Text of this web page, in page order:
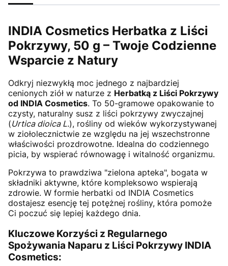
INDIA Cosmetics Herbatka z Liści
Pokrzywy, 50 g – Twoje Codzienne
Wsparcie z Natury
Odkryj niezwykłą moc jednego z najbardziej
cenionych ziół w naturze z Herbatką z Liści Pokrzywy
od INDIA Cosmetics. To 50-gramowe opakowanie to
czysty, naturalny susz z liści pokrzywy zwyczajnej
(Urtica dioica L.), rośliny od wieków wykorzystywanej
w ziołolecznictwie ze względu na jej wszechstronne
właściwości prozdrowotne. Idealna do codziennego
picia, by wspierać równowagę i witalność organizmu.
Pokrzywa to prawdziwa "zielona apteka", bogata w
składniki aktywne, które kompleksowo wspierają
zdrowie. W formie herbatki od INDIA Cosmetics
dostajesz esencję tej potężnej rośliny, która pomoże
Ci poczuć się lepiej każdego dnia.
Kluczowe Korzyści z Regularnego
Spożywania Naparu z Liści Pokrzywy INDIA
Cosmetics: